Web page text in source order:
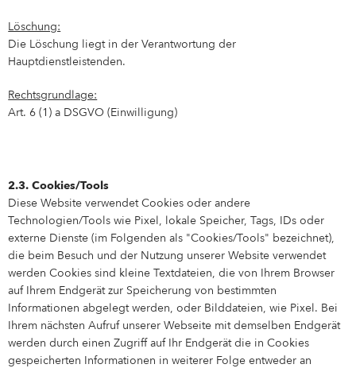
Löschung:
Die Löschung liegt in der Verantwortung der
Hauptdienstleistenden.
Rechtsgrundlage:
Art. 6 (1) a DSGVO (Einwilligung)
2.3. Cookies/Tools
Diese Website verwendet Cookies oder andere
Technologien/Tools wie Pixel, lokale Speicher, Tags, IDs oder
externe Dienste (im Folgenden als "Cookies/Tools" bezeichnet),
die beim Besuch und der Nutzung unserer Website verwendet
werden Cookies sind kleine Textdateien, die von Ihrem Browser
auf Ihrem Endgerät zur Speicherung von bestimmten
Informationen abgelegt werden, oder Bilddateien, wie Pixel. Bei
Ihrem nächsten Aufruf unserer Webseite mit demselben Endgerät
werden durch einen Zugriff auf Ihr Endgerät die in Cookies
gespeicherten Informationen in weiterer Folge entweder an